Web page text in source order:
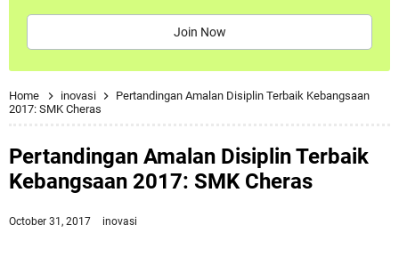
Join Now
Home inovasi
Pertandingan Amalan Disiplin Terbaik Kebangsaan
2017: SMK Cheras
Pertandingan Amalan Disiplin Terbaik
Kebangsaan 2017: SMK Cheras
October 31, 2017 inovasi